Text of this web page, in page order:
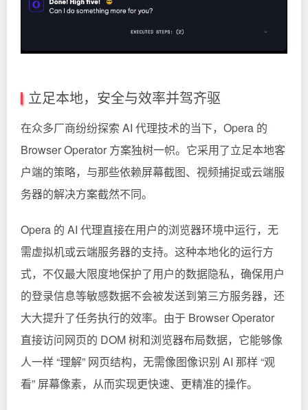
立足本地，安全与效率并驾齐驱
在众多厂商纷纷探索 AI 代理技术的当下，Opera 的
Browser Operator 方案独树一帜。它采用了立足本地客
户端的策略，与那些依赖屏幕截图、视频捕捉或云端服
务器的解决方案截然不同。
Opera 的 AI 代理直接在用户的浏览器环境中运行，无
需虚拟机或云端服务器的支持。这种本地化的运行方
式，不仅最大限度地保护了用户的数据隐私，确保用户
的登录信息等敏感数据不会被发送到第三方服务器，还
大大提升了任务执行的效率。由于 Browser Operator
直接访问网页的 DOM 树和浏览器布局数据，它能够像
人一样 “理解” 网页结构，无需像图像识别 AI 那样 “观
看” 屏幕像素，从而实现更快速、更精准的操作。